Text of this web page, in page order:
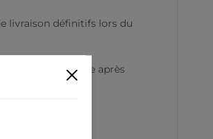
livraison définitifs lors du
sa forme lavage après